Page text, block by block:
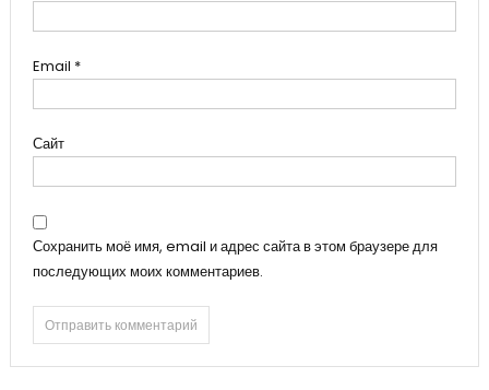
Email *
Сайт
Сохранить моё имя, email и адрес сайта в этом браузере для
последующих моих комментариев.